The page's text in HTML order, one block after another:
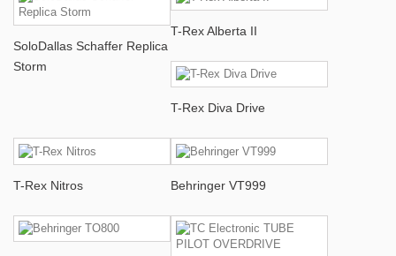
SoloDallas Schaffer Replica
Storm
T-Rex Alberta II
T-Rex Diva Drive
T-Rex Nitros Behringer VT999